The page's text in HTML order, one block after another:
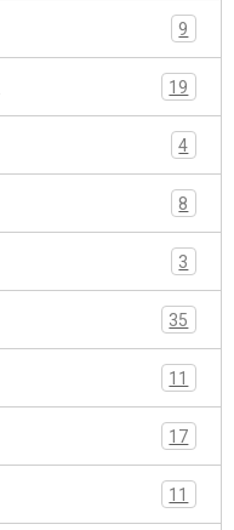
9
19
4
8
3
35
11
17
11